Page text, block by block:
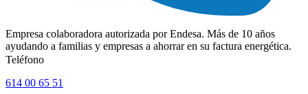
Teléfono
614 00 65 51
Empresa colaboradora autorizada por Endesa. Más de 10 años
ayudando a familias y empresas a ahorrar en su factura energética.